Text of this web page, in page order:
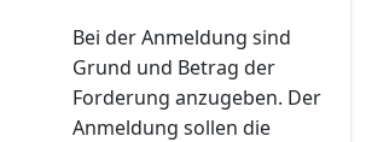
Bei der Anmeldung sind
Grund und Betrag der
Forderung anzugeben. Der
Anmeldung sollen die